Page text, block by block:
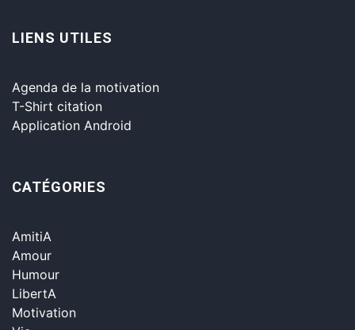
LIENS UTILES
Agenda de la motivation
T-Shirt citation
Application Android
CATÉGORIES
AmitiA
Amour
Humour
LibertA
Motivation